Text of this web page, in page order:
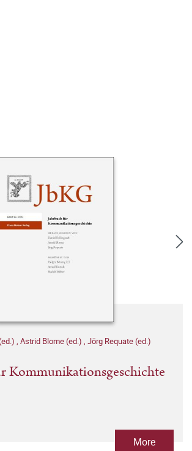
, Astrid Blome (ed.) , Jörg Requate (ed.)
Kommunikationsgeschichte
More